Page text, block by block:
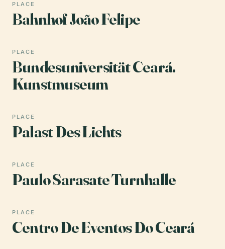
PLACE
Bahnhof João Felipe
PLACE
Bundesuniversität Ceará.
Kunstmuseum
PLACE
Palast Des Lichts
PLACE
Paulo Sarasate Turnhalle
PLACE
Centro De Eventos Do Ceará